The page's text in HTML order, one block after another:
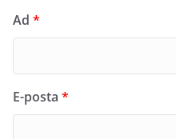
Ad *
E-posta *